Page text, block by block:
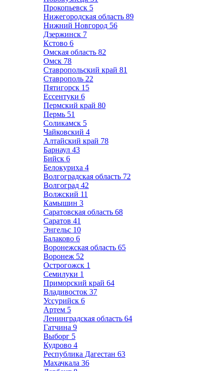
Прокопьевск 5
Нижегородская область 89
Нижний Новгород 56
Дзержинск 7
Кстово 6
Омская область 82
Омск 78
Ставропольский край 81
Ставрополь 22
Пятигорск 15
Ессентуки 6
Пермский край 80
Пермь 51
Соликамск 5
Чайковский 4
Алтайский край 78
Барнаул 43
Бийск 6
Белокуриха 4
Волгоградская область 72
Волгоград 42
Волжский 11
Камышин 3
Саратовская область 68
Саратов 41
Энгельс 10
Балаково 6
Воронежская область 65
Воронеж 52
Острогожск 1
Семилуки 1
Приморский край 64
Владивосток 37
Уссурийск 6
Артем 5
Ленинградская область 64
Гатчина 9
Выборг 5
Кудрово 4
Республика Дагестан 63
Махачкала 36